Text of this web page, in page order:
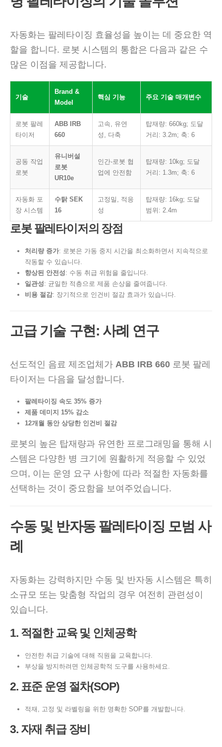
자동화는 팔레타이징 효율성을 높이는 데 중요한 역
할을 합니다. 로봇 시스템의 통합은 다음과 같은 수
많은 이점을 제공합니다.
기술
Brand &
Model
핵심 기능 주요 기술 매개변수
로봇 팔레
타이저
ABB IRB
660
고속, 유연
성, 다축
탑재량: 660kg; 도달
거리: 3.2m; 축: 6
공동 작업
로봇
유니버설
로봇
UR10e
인간-로봇 협
업에 안전함
탑재량: 10kg; 도달
거리: 1.3m; 축: 6
자동화 포
장 시스템
수탉 SEK
16
고정밀, 적응
성
탑재량: 16kg; 도달
범위: 2.4m
로봇 팔레타이저의 장점
처리량 증가: 로봇은 가동 중지 시간을 최소화하면서 지속적으로
작동할 수 있습니다.
향상된 안전성: 수동 취급 위험을 줄입니다.
일관성: 균일한 적층으로 제품 손상을 줄여줍니다.
비용 절감: 장기적으로 인건비 절감 효과가 있습니다.
고급 기술 구현: 사례 연구
선도적인 음료 제조업체가 ABB IRB 660 로봇 팔레
타이저는 다음을 달성합니다.
팔레타이징 속도 35% 증가
제품 데미지 15% 감소
12개월 동안 상당한 인건비 절감
로봇의 높은 탑재량과 유연한 프로그래밍을 통해 시
스템은 다양한 병 크기에 원활하게 적응할 수 있었
으며, 이는 운영 요구 사항에 따라 적절한 자동화를
선택하는 것이 중요함을 보여주었습니다.
수동 및 반자동 팔레타이징 모범 사
례
자동화는 강력하지만 수동 및 반자동 시스템은 특히
소규모 또는 맞춤형 작업의 경우 여전히 관련성이
있습니다.
1. 적절한 교육 및 인체공학
안전한 취급 기술에 대해 직원을 교육합니다.
부상을 방지하려면 인체공학적 도구를 사용하세요.
2. 표준 운영 절차(SOP)
적재, 고정 및 라벨링을 위한 명확한 SOP를 개발합니다.
3. 자재 취급 장비